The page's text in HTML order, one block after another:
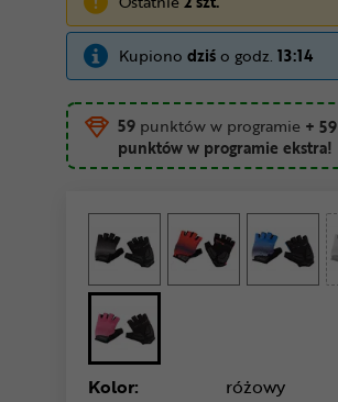
Kupiono dziśo godz. 13:14
59 punktów w programie + 59
punktów w programie ekstra!
Kolor: różowy